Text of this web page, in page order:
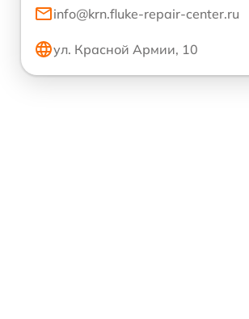
info@krn.fluke-repair-center.ru
ул. Красной Армии, 10